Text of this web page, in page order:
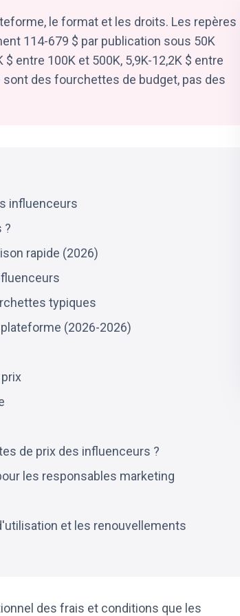
le format et les droits. Les repères
114-679 $ par publication sous 50K
entre 100K et 500K, 5,9K-12,2K $ entre
sont des fourchettes de budget, pas des
influenceurs
?
rapide (2026)
typiques
(2026-2026)
de prix des influenceurs ?
les responsables marketing
et les renouvellements
des frais et conditions que les